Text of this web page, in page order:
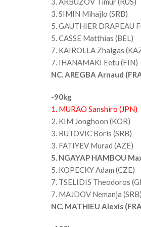
3. SIMIN Mihajlo (SRB)
5. GAUTHIER DRAPEAU
5. CASSE Matthias (BEL)
7. KAIROLLA Zhalgas
7. IHANAMAKI Eetu (FIN)
NC. AREGBA Arnaud
-90kg
1. MURAO Sanshiro (JPN)
2. KIM Jonghoon (KOR)
3. RUTOVIC Boris (SRB)
3. FATIYEV Murad (AZE)
5. NGAYAP HAMBOU
5. KOPECKY Adam (CZE)
7. TSELIDIS Theodoros
7. MAJDOV Nemanja (SRB)
NC. MATHIEU Alexis